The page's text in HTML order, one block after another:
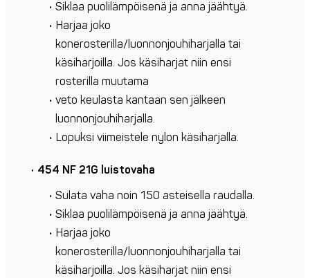
Siklaa puolilämpöisenä ja anna jäähtyä.
Harjaa joko
konerosterilla/luonnonjouhiharjalla tai
käsiharjoilla. Jos käsiharjat niin ensi
rosterilla muutama
veto keulasta kantaan sen jälkeen
luonnonjouhiharjalla.
Lopuksi viimeistele nylon käsiharjalla.
454 NF 21G luistovaha
Sulata vaha noin 150 asteisella raudalla.
Siklaa puolilämpöisenä ja anna jäähtyä.
Harjaa joko
konerosterilla/luonnonjouhiharjalla tai
käsiharjoilla. Jos käsiharjat niin ensi